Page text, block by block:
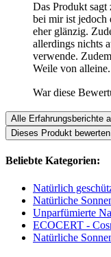
Das Produkt sagt
bei mir ist jedoch
eher glänzig.
allerdings nichts
verwende.
Weile von alleine.
War diese
Alle Erfahrungsberichte
Dieses Produkt bewerten
Beliebte Kategorien:
Natürlich
Natürliche
Unparfümierte
ECOCERT -
Natürliche